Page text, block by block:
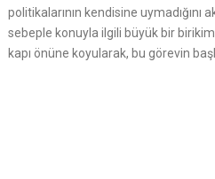
politikalarının kendisine uymadığını
sebeple konuyla ilgili büyük bir
kapı önüne koyularak, bu görevin